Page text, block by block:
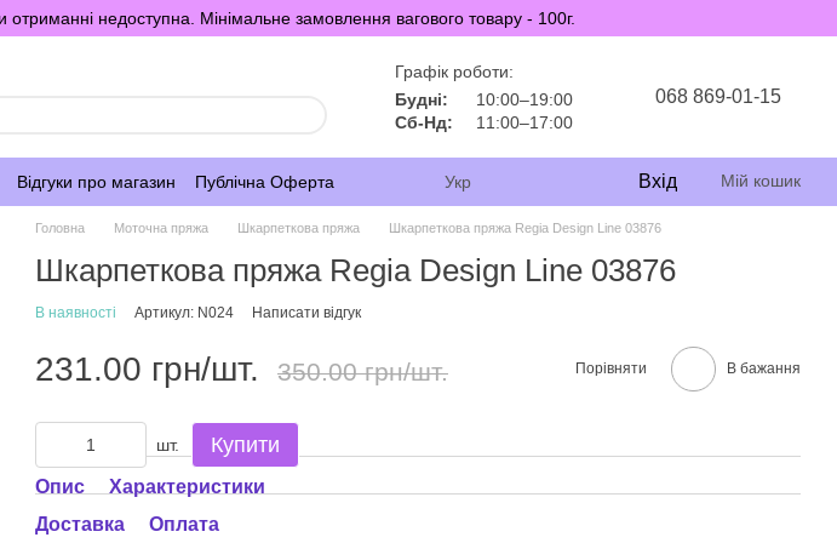
недоступна. Мінімальне замовлення вагового товару - 100г.
Графік роботи:
Будні:
10:00–19:00
Сб-Нд:
11:00–17:00
068 869-01-15
Відгуки про магазин Публічна Оферта Укр Вхід Мій кошик
Головна Моточна пряжа Шкарпеткова пряжа Шкарпеткова пряжа Regia Design Line 03876
Шкарпеткова пряжа Regia Design Line 03876
В наявності Артикул: N024 Написати відгук
231.00 грн/шт. 350.00 грн/шт. Порівняти В бажання
шт. Купити
Опис
Характеристики
Доставка
Оплата